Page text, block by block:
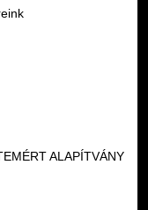
ALAPÍTVÁNY